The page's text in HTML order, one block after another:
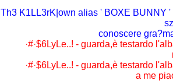
Th3 K1LL3rK|own alias ' BOXE BUNNY
conoscere
·#·$6LyLe..! - guarda,è testardo
·#·$6LyLe..! - guarda,è testardo
a me